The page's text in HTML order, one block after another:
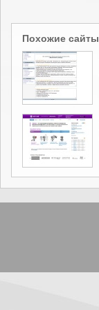
Похожие сайты